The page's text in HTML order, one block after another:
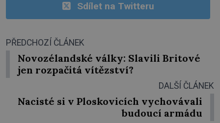
Sdílet na Twitteru
PŘEDCHOZÍ ČLÁNEK
Novozélandské války: Slavili Britové
jen rozpačitá vítězství?
DALŠÍ ČLÁNEK
Nacisté si v Ploskovicích vychovávali
budoucí armádu